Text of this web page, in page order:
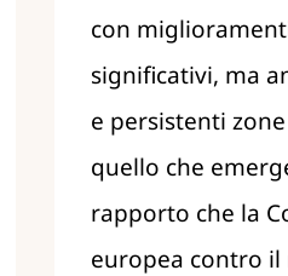
con
significativi, ma
e persistenti zone
quello che
rapporto che la
europea contro il